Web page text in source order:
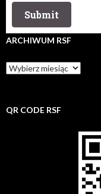
ARCHIWUM RSF
Archiwum
rsf
QR CODE RSF